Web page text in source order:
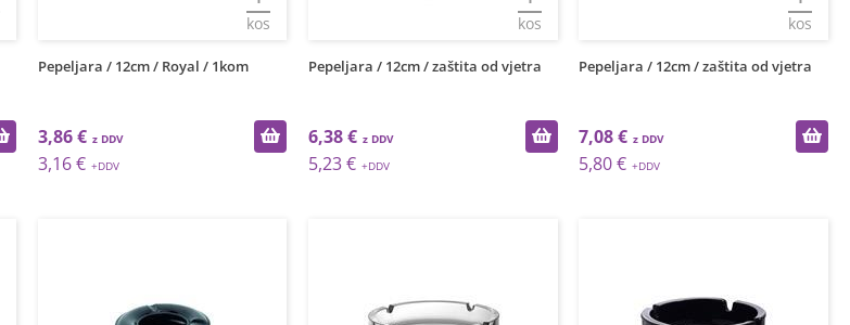
kos
Pepeljara / 12cm / Royal / 1kom
3,86 €
3,16 €
kos
Pepeljara / 12cm / zaštita od vjetra
6,38 €
5,23 €
kos
Pepeljara / 12cm / zaštita od vjetra
7,08 €
5,80 €